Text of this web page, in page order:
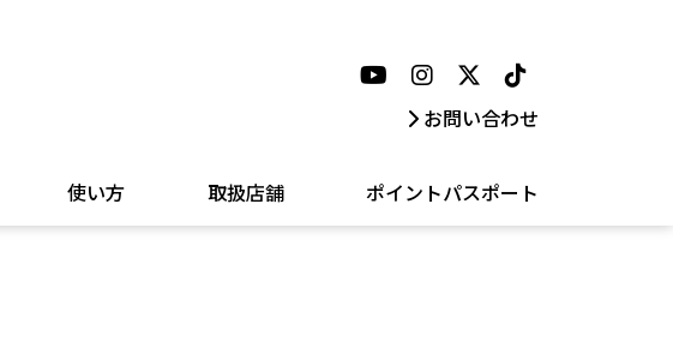
使い方 取扱店舗 ポイントパスポート
お問い合わせ